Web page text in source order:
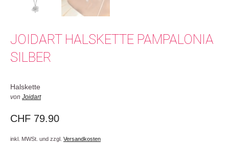
JOIDART HALSKETTE PAMPALONIA
SILBER
Halskette
von Joidart
CHF 79.90
inkl. MWSt. und zzgl. Versandkosten